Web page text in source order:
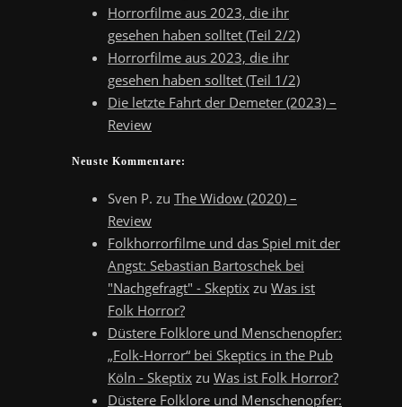
Horrorfilme aus 2023, die ihr
gesehen haben solltet (Teil 2/2)
Horrorfilme aus 2023, die ihr
gesehen haben solltet (Teil 1/2)
Die letzte Fahrt der Demeter (2023) –
Review
Neuste Kommentare:
Sven P. zu The Widow (2020) –
Review
Folkhorrorfilme und das Spiel mit der
Angst: Sebastian Bartoschek bei
"Nachgefragt" - Skeptix zu Was ist
Folk Horror?
Düstere Folklore und Menschenopfer:
„Folk-Horror“ bei Skeptics in the Pub
Köln - Skeptix zu Was ist Folk Horror?
Düstere Folklore und Menschenopfer: